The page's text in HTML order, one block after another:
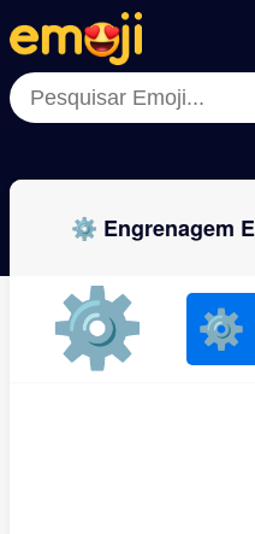
Menu
Close
Menu
Close
⚙ Engrenagem
⚙ ⚙